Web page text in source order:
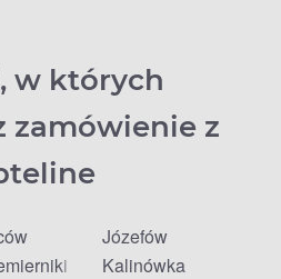
w których
zamówienie z
Józefów
Kalinówka